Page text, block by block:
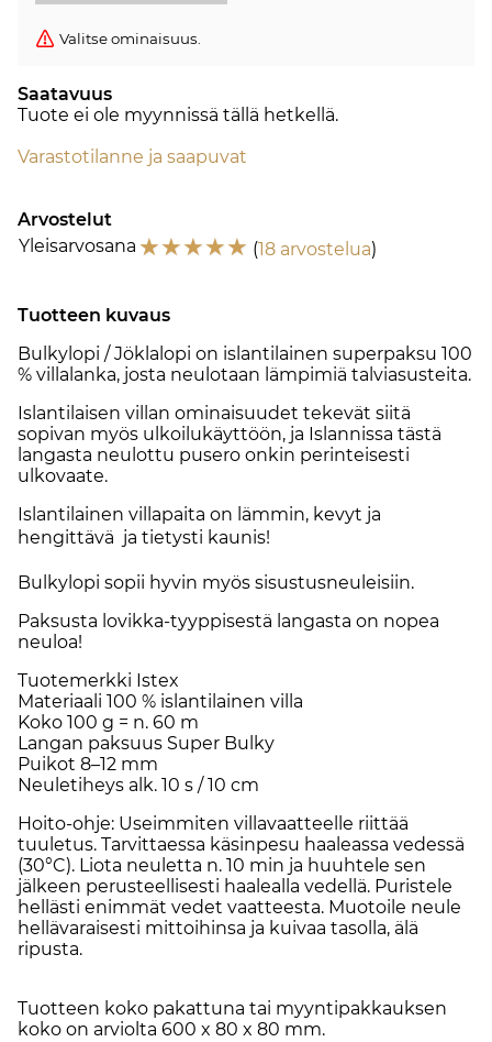
Valitse ominaisuus.
Saatavuus
Tuote ei ole myynnissä tällä hetkellä.
Varastotilanne ja saapuvat
Arvostelut
Yleisarvosana ☆☆☆☆☆ (18 arvostelua)
Tuotteen kuvaus
Bulkylopi / Jöklalopi on islantilainen superpaksu 100
% villalanka, josta neulotaan lämpimiä talviasusteita.
Islantilaisen villan ominaisuudet tekevät siitä
sopivan myös ulkoilukäyttöön, ja Islannissa tästä
langasta neulottu pusero onkin perinteisesti
ulkovaate.
Islantilainen villapaita on lämmin, kevyt ja
hengittävä  ja tietysti kaunis!
Bulkylopi sopii hyvin myös sisustusneuleisiin.
Paksusta lovikka-tyyppisestä langasta on nopea
neuloa!
Tuotemerkki Istex
Materiaali 100 % islantilainen villa
Koko 100 g = n. 60 m
Langan paksuus Super Bulky
Puikot 8–12 mm
Neuletiheys alk. 10 s / 10 cm
Hoito-ohje: Useimmiten villavaatteelle riittää
tuuletus. Tarvittaessa käsinpesu haaleassa vedessä
(30°C). Liota neuletta n. 10 min ja huuhtele sen
jälkeen perusteellisesti haalealla vedellä. Puristele
hellästi enimmät vedet vaatteesta. Muotoile neule
hellävaraisesti mittoihinsa ja kuivaa tasolla, älä
ripusta.
Tuotteen koko pakattuna tai myyntipakkauksen
koko on arviolta 600 x 80 x 80 mm.